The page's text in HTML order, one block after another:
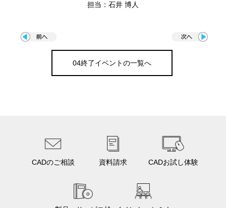
担当：石井 博人
04終了イベントの一覧へ
CADのご相談 資料請求 CADお試し体験